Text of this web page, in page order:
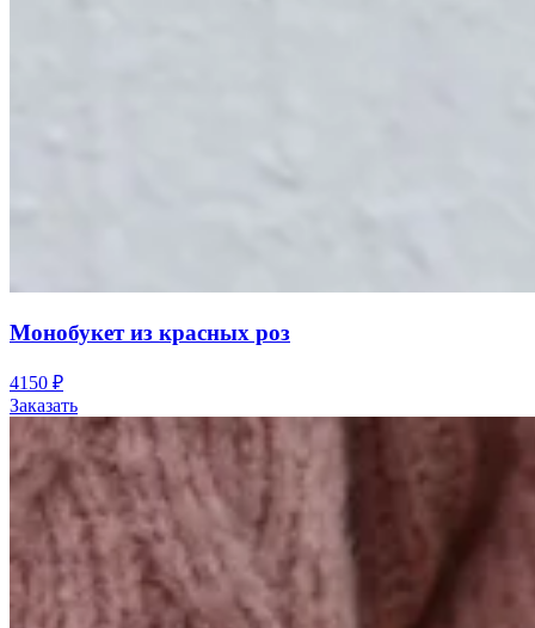
Монобукет из красных роз
4150 ₽
Заказать